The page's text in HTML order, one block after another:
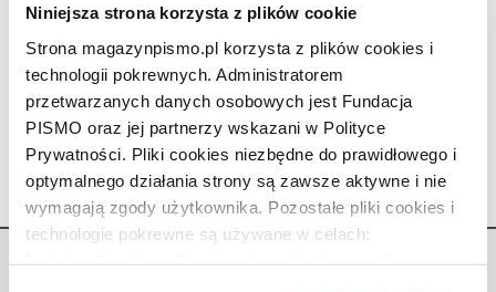
Niniejsza strona korzysta z plików cookie
Strona magazynpismo.pl korzysta z plików cookies i
technologii pokrewnych. Administratorem
przetwarzanych danych osobowych jest Fundacja
PISMO oraz jej partnerzy wskazani w Polityce
Prywatności. Pliki cookies niezbędne do prawidłowego i
optymalnego działania strony są zawsze aktywne i nie
wymagają zgody użytkownika. Pozostałe pliki cookies i
technologie pokrewne są używane w celach:
Niedzietni z wyboru
EWA PLUTA
4.12.2024